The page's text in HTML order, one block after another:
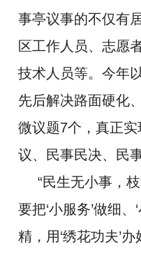
事亭议事的不仅有
区工作人员、志愿
技术人员等。今年
先后解决路面硬化
微议题7个，真正
议、民事民决、民
“民生无小事，
要把‘小服务’做细、
精，用‘绣花功夫’